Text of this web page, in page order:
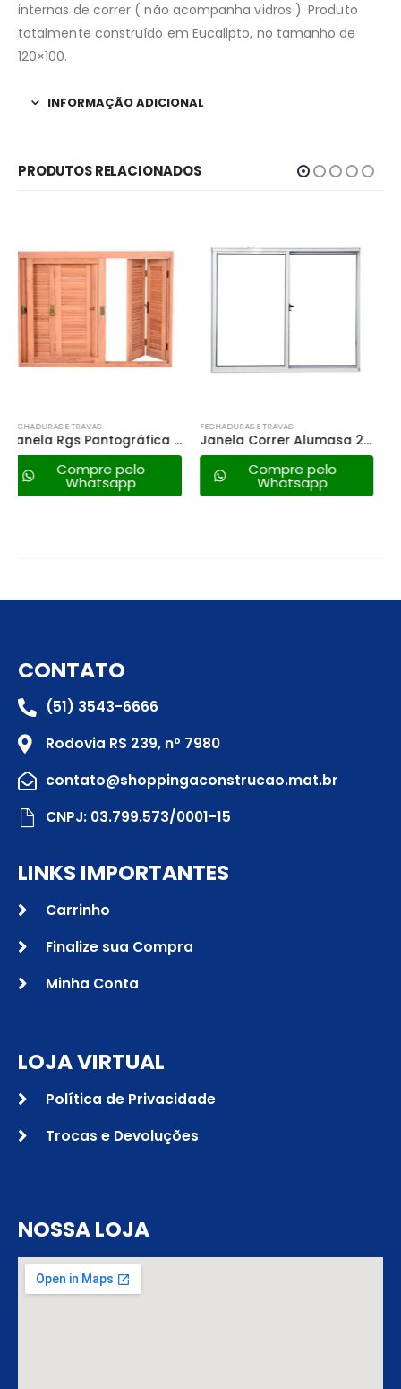
internas de correr ( não acompanha vidros ). Produto
totalmente construído em Eucalipto, no tamanho de
120×100.
INFORMAÇÃO ADICIONAL
PRODUTOS RELACIONADOS
FECHADURAS E TRAVAS
Compre pelo
Whatsapp
FORA DE ESTOQUE
FECHADURAS E TRAVAS
Compre pelo
Whatsapp
CONTATO
(51) 3543-6666
Rodovia RS 239, nº 7980
contato@shoppingaconstrucao.mat.br
CNPJ: 03.799.573/0001-15
LINKS IMPORTANTES
Carrinho
Finalize sua Compra
Minha Conta
LOJA VIRTUAL
Política de Privacidade
Trocas e Devoluções
NOSSA LOJA